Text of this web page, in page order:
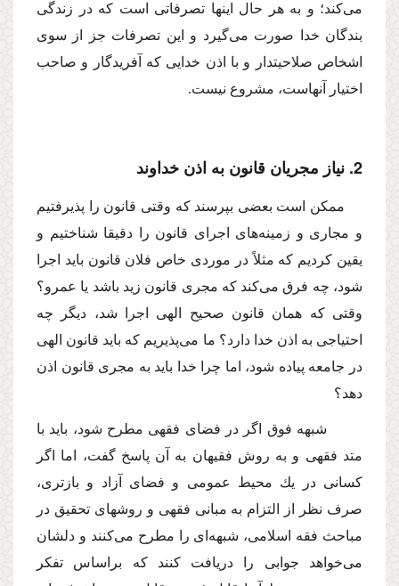
مى‌كند؛ و به هر حال اینها تصرفاتى است كه در زندگى
بندگان خدا صورت مى‌گیرد و این تصرفات جز از سوى
اشخاص صلاحیتدار و با اذن خدایى كه آفریدگار و صاحب
اختیار آنهاست، مشروع نیست.
2. نیاز مجریان قانون به اذن خداوند
ممكن است بعضى بپرسند كه وقتى قانون را پذیرفتیم
و مجارى و زمینه‌هاى اجراى قانون را دقیقا شناختیم و
یقین كردیم كه مثلاً در موردى خاص فلان قانون باید اجرا
شود، چه فرق مى‌كند كه مجرى قانون زید باشد یا عمرو؟
وقتى كه همان قانون صحیح الهى اجرا شد، دیگر چه
احتیاجى به اذن خدا دارد؟ ما مى‌پذیریم كه باید قانون الهى
در جامعه پیاده شود، اما چرا خدا باید به مجرى قانون اذن
دهد؟
شبهه فوق اگر در فضاى فقهى مطرح شود، باید با
متد فقهى و به روش فقیهان به آن پاسخ گفت، اما اگر
كسانى در یك محیط عمومى و فضاى آزاد و بازترى،
صرف نظر از التزام به مبانى فقهى و روشهاى تحقیق در
مباحث فقه اسلامى، شبهه‌اى را مطرح مى‌كنند و دلشان
مى‌خواهد جوابى را دریافت كنند كه براساس تفكر